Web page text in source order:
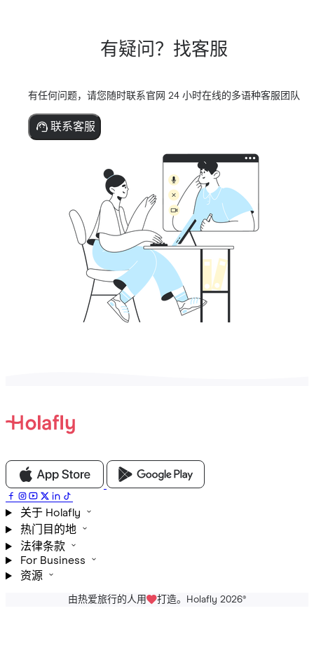
有疑问？找客服
有任何问题，请您随时联系官网 24 小时在线的多语种客服团队
联系客服
关于 Holafly
热门目的地
法律条款
For Business
资源
由热爱旅行的人用 打造。Holafly 2026®